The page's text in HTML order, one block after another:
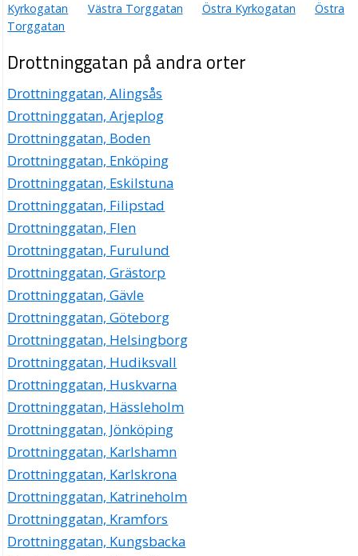
Innovation Studio Agneta Hardner
Nadja Agneta Hardner Krook
Drottninggatan 18 Lgh 1301, 65225 Karlstad
City Psykiatrin i Karlstad HB
Drottninggatan 19, 65225 Karlstad
Citypraktiken Ankaret AB
Lars Göran Holmberg
054-180412
Tandläkare Carin Martin AB
Carin Gertrud Maria Gunnarsdotter Martin
054-1503085
Drottninggatan 19 1tr, 65225 Karlstad
4128390 Sandra och Renée Servicehandel AB
Kristina Sandra Synnöve Karlsson Göransson
054-217711
Drottninggatan 20, 65225 Karlstad
Greens Foto AB
054-212835
Drottninggatan 20, 65225 Karlstad
STUDIO 1 HB
Drottninggatan 21, 65224 Karlstad
KB Almeta
Kyrkogatan
Västra Torggatan Östra Kyrkogatan
Östra
Torggatan
Drottninggatan på andra orter
Drottninggatan, Alingsås
Drottninggatan, Arjeplog
Drottninggatan, Boden
Drottninggatan, Enköping
Drottninggatan, Eskilstuna
Drottninggatan, Filipstad
Drottninggatan, Flen
Drottninggatan, Furulund
Drottninggatan, Grästorp
Drottninggatan, Gävle
Drottninggatan, Göteborg
Drottninggatan, Helsingborg
Drottninggatan, Hudiksvall
Drottninggatan, Huskvarna
Drottninggatan, Hässleholm
Drottninggatan, Jönköping
Drottninggatan, Karlshamn
Drottninggatan, Karlskrona
Drottninggatan, Katrineholm
Drottninggatan, Kramfors
Drottninggatan, Kungsbacka